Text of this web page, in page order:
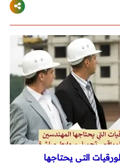
التي يحتاجها